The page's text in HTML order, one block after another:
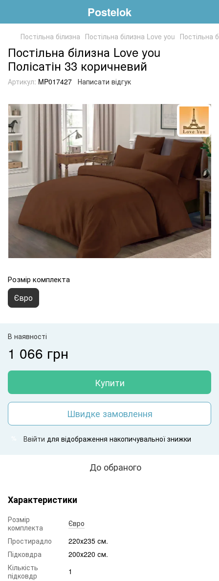
Postelok
Постільна білизна Постільна білизна Love you Постільна
Постільна білизна Love you
Полісатін 33 коричневий
Артикул: MP017427 Написати відгук
Розмір комплекта
Євро
В наявності
1 066 грн
Купити
Швидке замовлення
Ввійти для відображення накопичувальної знижки
До обраного
Характеристики
Розмір
комплекта
Євро
Простирадло
220х235 см.
Підковдра
200х220 см.
Кількість
підковдр
1